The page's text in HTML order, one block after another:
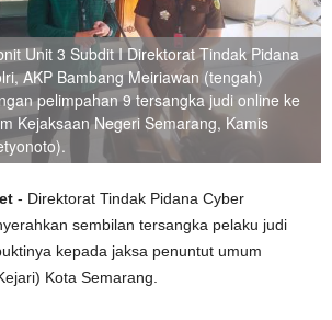
Unit 3 Subdit I Direktorat Tindak Pidana
AKP Bambang Meiriawan (tengah)
pelimpahan 9 tersangka judi online ke
Kejaksaan Negeri Semarang, Kamis
- Direktorat Tindak Pidana Cyber
sembilan tersangka pelaku judi
kepada jaksa penuntut umum
Kota Semarang.